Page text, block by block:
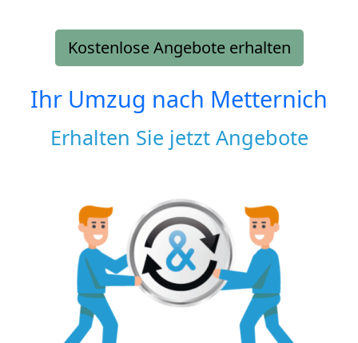
Kostenlose Angebote erhalten
Ihr Umzug nach Metternich
Erhalten Sie jetzt Angebote